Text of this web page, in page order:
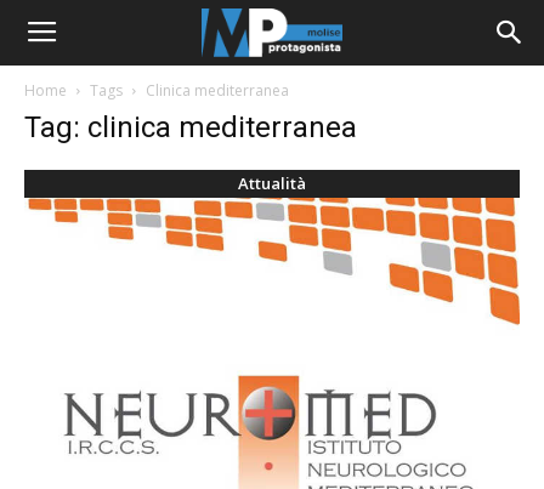
Home Tags Clinica mediterranea
Tag: clinica mediterranea
Attualità